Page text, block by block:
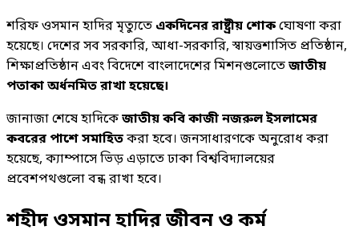
শরিফ ওসমান হাদির মৃত্যুতে একদিনের রাষ্ট্রীয় শোকঘোষণা করা
হয়েছে। দেশের সব সরকারি, আধা-সরকারি, স্বায়ত্তশাসিত প্রতিষ্ঠান,
শিক্ষাপ্রতিষ্ঠান এবং বিদেশে বাংলাদেশের মিশনগুলোতেজাতীয়
পতাকা অর্ধনমিত রাখা হয়েছে।
জানাজা শেষে হাদিকেজাতীয় কবি কাজী নজরুল ইসলামের
কবরের পাশে সমাহিতকরা হবে। জনসাধারণকে অনুরোধ করা
হয়েছে, ক্যাম্পাসে ভিড় এড়াতে ঢাকা বিশ্ববিদ্যালয়ের
প্রবেশপথগুলো বন্ধ রাখা হবে।
শহীদ ওসমান হাদির জীবন ও কর্ম